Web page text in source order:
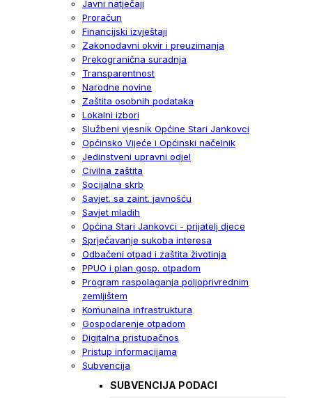
Javni natječaji
Proračun
Financijski izvještaji
Zakonodavni okvir i preuzimanja
Prekogranična suradnja
Transparentnost
Narodne novine
Zaštita osobnih podataka
Lokalni izbori
Službeni vjesnik Općine Stari Jankovci
Općinsko Vijeće i Općinski načelnik
Jedinstveni upravni odjel
Civilna zaštita
Socijalna skrb
Savjet. sa zaint. javnošću
Savjet mladih
Općina Stari Jankovci - prijatelj djece
Sprječavanje sukoba interesa
Odbačeni otpad i zaštita životinja
PPUO i plan gosp. otpadom
Program raspolaganja poljoprivrednim
zemljištem
Komunalna infrastruktura
Gospodarenje otpadom
Digitalna pristupačnos
Pristup informacijama
Subvencija
SUBVENCIJA PODACI